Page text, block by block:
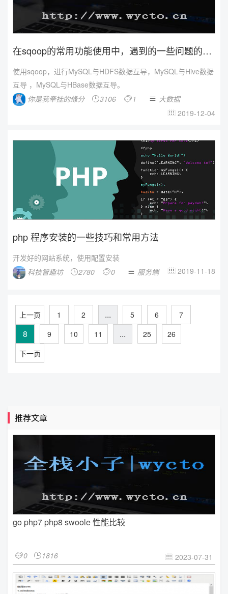
在sqoop的常用功能使用中，遇到的一些问题的解
使用sqoop，进行MySQL与HDFS数据互导，MySQL与Hive数据
互导 ，MySQL与HBase数据互导。
你是我牵挂的缘分
3106 1  大数据
 2019-12-04
php 程序安装的一些技巧和常用方法
开发好的网站系统，使用配置安装
科技智趣坊
2780 0  服务端  2019-11-18
上一页 1 2 ... 5 6 7
8 9 10 11 ... 25
26
下一页
推荐文章
go php7 php8 swoole 性能比较
0 1816  2023-07-31